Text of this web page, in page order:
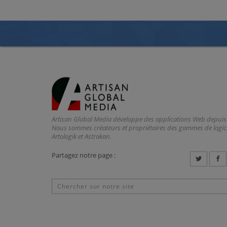
Artisan Global Media développe des applications Web
Nous sommes créateurs et propriétaires des gammes de
Artologik et Astrakan.
Partagez notre page :